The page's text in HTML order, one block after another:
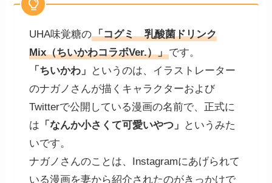
UHA味覚糖の「コグミ 乳酸菌ドリンク
Mix（ちいかわコラボVer.）」です。
「ちいかわ」
というのは、イラストレーター
のナガノさんが描くキャラクターおよび
Twitterで公開している漫画の名前で、正式に
は 「なんか小さくて可愛いやつ」
というみた
いです。
ナガノさんのことは、Instagramにあげられて
いる漫画を妻から紹介されたのがきっかけで